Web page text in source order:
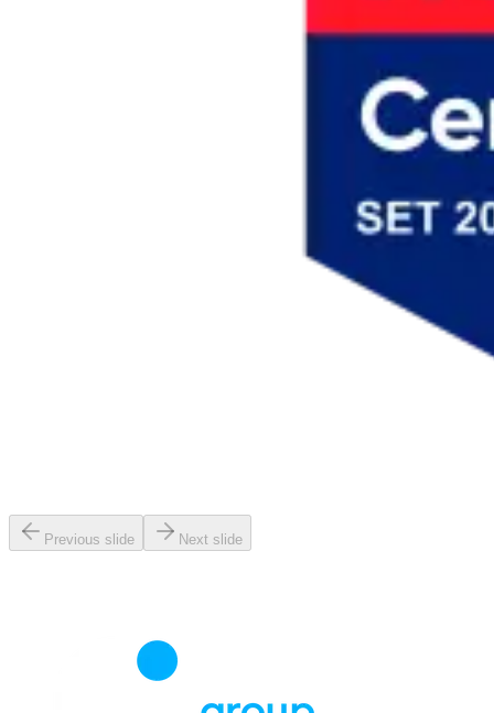
Previous slide Next slide